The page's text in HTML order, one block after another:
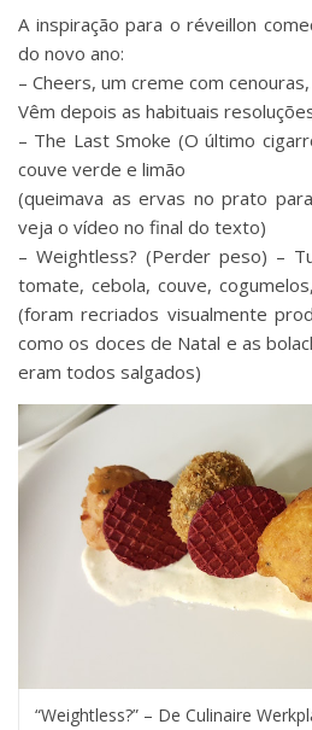
A inspiração para o réveillon
do novo ano:
– Cheers, um creme com
Vêm depois as habituais
– The Last Smoke (O último
couve verde e limão
(queimava as ervas no prato
veja o vídeo no final do texto)
– Weightless? (Perder peso) –
tomate, cebola, couve,
(foram recriados visualmente
como os doces de Natal e as
eram todos salgados)
“Weightless?” – De Culinaire